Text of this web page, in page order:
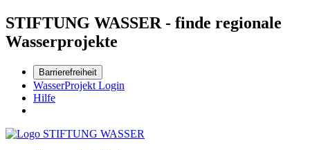
STIFTUNG WASSER - finde regionale
Wasserprojekte
Barrierefreiheit
WasserProjekt Login
Hilfe